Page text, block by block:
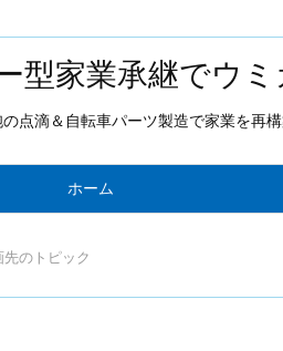
型家業承継でウ
点滴＆自転車パーツ製造で家業を再
ホーム
先のトピック